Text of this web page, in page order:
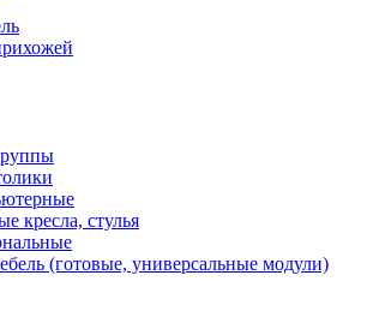
кресла, стулья
(готовые, универсальные модули)